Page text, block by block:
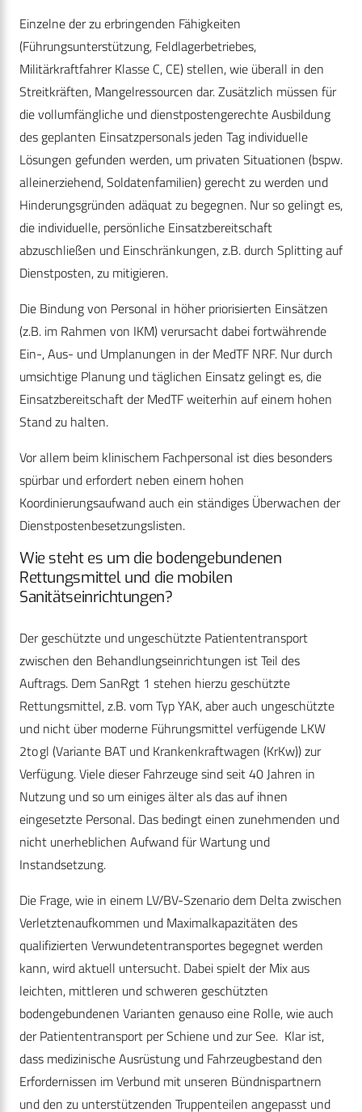
Einzelne der zu erbringenden Fähigkeiten
(Führungsunterstützung, Feldlagerbetriebes,
Militärkraftfahrer Klasse C, CE) stellen, wie überall in den
Streitkräften, Mangelressourcen dar. Zusätzlich müssen für
die vollumfängliche und dienstpostengerechte Ausbildung
des geplanten Einsatzpersonals jeden Tag individuelle
Lösungen gefunden werden, um privaten Situationen (bspw.
alleinerziehend, Soldatenfamilien) gerecht zu werden und
Hinderungsgründen adäquat zu begegnen. Nur so gelingt es,
die individuelle, persönliche Einsatzbereitschaft
abzuschließen und Einschränkungen, z.B. durch Splitting auf
Dienstposten, zu mitigieren.
Die Bindung von Personal in höher priorisierten Einsätzen
(z.B. im Rahmen von IKM) verursacht dabei fortwährende
Ein-, Aus- und Umplanungen in der MedTF NRF. Nur durch
umsichtige Planung und täglichen Einsatz gelingt es, die
Einsatzbereitschaft der MedTF weiterhin auf einem hohen
Stand zu halten.
Vor allem beim klinischem Fachpersonal ist dies besonders
spürbar und erfordert neben einem hohen
Koordinierungsaufwand auch ein ständiges Überwachen der
Dienstpostenbesetzungslisten.
Wie steht es um die bodengebundenen
Rettungsmittel und die mobilen
Sanitätseinrichtungen?
Der geschützte und ungeschützte Patiententransport
zwischen den Behandlungseinrichtungen ist Teil des
Auftrags. Dem SanRgt 1 stehen hierzu geschützte
Rettungsmittel, z.B. vom Typ YAK, aber auch ungeschützte
und nicht über moderne Führungsmittel verfügende LKW
2to gl (Variante BAT und Krankenkraftwagen (KrKw)) zur
Verfügung. Viele dieser Fahrzeuge sind seit 40 Jahren in
Nutzung und so um einiges älter als das auf ihnen
eingesetzte Personal. Das bedingt einen zunehmenden und
nicht unerheblichen Aufwand für Wartung und
Instandsetzung.
Die Frage, wie in einem LV/BV-Szenario dem Delta zwischen
Verletztenaufkommen und Maximalkapazitäten des
qualifizierten Verwundetentransportes begegnet werden
kann, wird aktuell untersucht. Dabei spielt der Mix aus
leichten, mittleren und schweren geschützten
bodengebundenen Varianten genauso eine Rolle, wie auch
der Patiententransport per Schiene und zur See. Klar ist,
dass medizinische Ausrüstung und Fahrzeugbestand den
Erfordernissen im Verbund mit unseren Bündnispartnern
und den zu unterstützenden Truppenteilen angepasst und